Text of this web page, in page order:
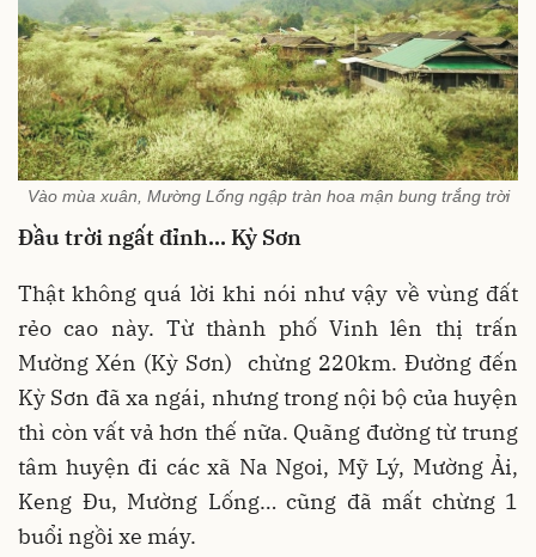
Vào mùa xuân, Mường Lống ngập tràn hoa mận bung trắng trời
Đầu trời ngất đỉnh… Kỳ Sơn
Thật không quá lời khi nói như vậy về vùng đất
rẻo cao này. Từ thành phố Vinh lên thị trấn
Mường Xén (Kỳ Sơn) chừng 220km. Đường đến
Kỳ Sơn đã xa ngái, nhưng trong nội bộ của huyện
thì còn vất vả hơn thế nữa. Quãng đường từ trung
tâm huyện đi các xã Na Ngoi, Mỹ Lý, Mường Ải,
Keng Đu, Mường Lống… cũng đã mất chừng 1
buổi ngồi xe máy.